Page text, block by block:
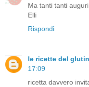
Ma tanti tanti
Elli
Rispondi
le ricette del
17:09
ricetta davvero